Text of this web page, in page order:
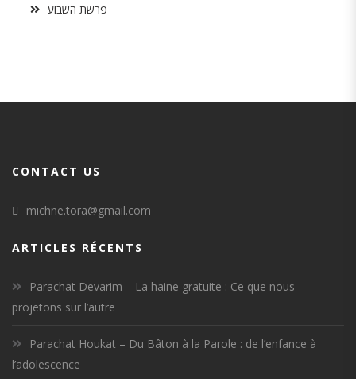
פרשת השבוע
CONTACT US
michne.tora@gmail.com
ARTICLES RÉCENTS
Parachat Devarim – La haine gratuite : Ce que nous
projetons sur l’autre
Parachat Houkat – Du Bâton à la Parole : de l’enfance à
l’adolescence